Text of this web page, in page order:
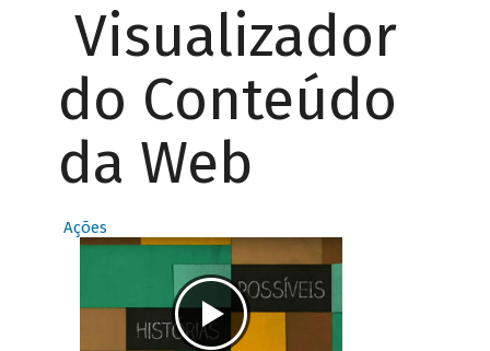
Visualizador
do Conteúdo
da Web
Ações